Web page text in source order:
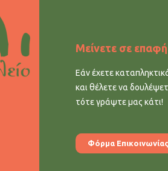
Μείνετε σε επαφή
Εάν έχετε
και θέλετε να
τότε γράψτε μας κάτι!
Φόρμα Επικοινωνίας